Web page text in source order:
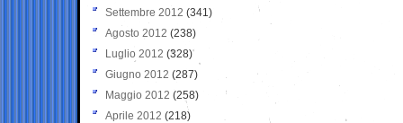
Settembre 2012 (341)
Agosto 2012 (238)
Luglio 2012 (328)
Giugno 2012 (287)
Maggio 2012 (258)
Aprile 2012 (218)